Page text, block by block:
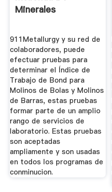
Minerales
911Metallurgy y su red de
colaboradores, puede
efectuar pruebas para
determinar el Índice de
Trabajo de Bond para
Molinos de Bolas y Molinos
de Barras, estas pruebas
formar parte de un amplio
rango de servicios de
laboratorio. Estas pruebas
son aceptadas
ampliamente y son usadas
en todos los programas de
conminucion.